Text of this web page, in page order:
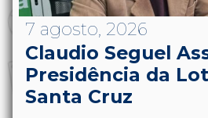
7 agosto, 2026
Claudio Seguel
Presidência da
Santa Cruz